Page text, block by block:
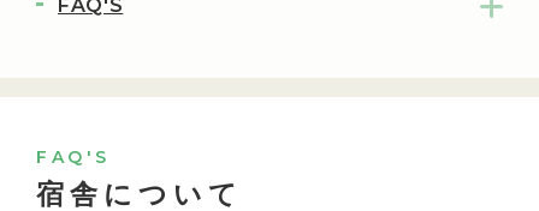
FAQ'S
FAQ'S
宿舎について